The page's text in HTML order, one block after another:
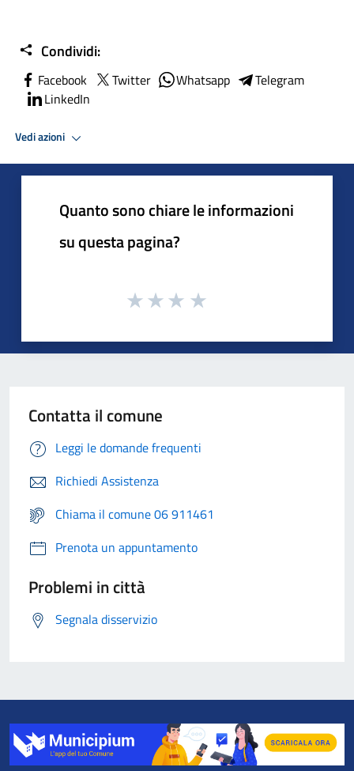
Condividi:
Facebook Twitter Whatsapp
Telegram
LinkedIn
Vedi azioni
Quanto sono chiare le informazioni
su questa pagina?
Contatta il comune
Leggi le domande frequenti
Richiedi Assistenza
Chiama il comune 06 911461
Prenota un appuntamento
Problemi in città
Segnala disservizio